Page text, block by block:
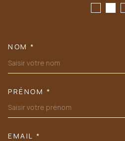
NOM *
PRÉNOM *
EMAIL *